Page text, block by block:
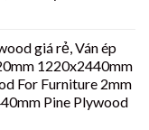
giá rẻ, Ván ép
1220x2440mm
For Furniture 2mm
Pine Plywood